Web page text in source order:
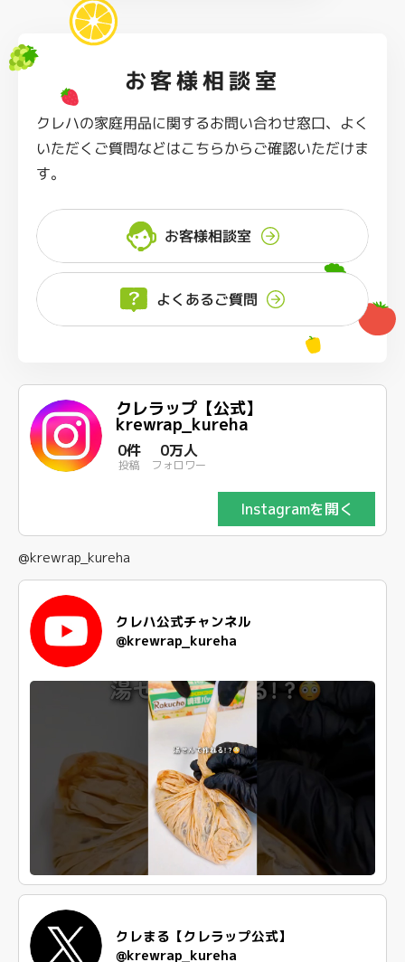
お客様相談室
クレハの家庭用品に関するお問い合わせ窓口、よく
いただくご質問などはこちらからご確認いただけま
す。
お客様相談室
よくあるご質問
クレラップ【公式】
krewrap_kureha
0件
投稿
0万人
フォロワー
Instagramを開く
@krewrap_kureha
クレハ公式チャンネル
@krewrap_kureha
クレまる【クレラップ公式】
@krewrap_kureha